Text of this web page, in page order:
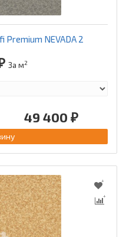
NEVADA 2
За м2
49 400 ₽